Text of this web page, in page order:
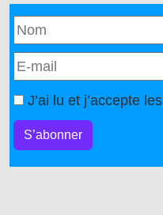
J’ai lu et j’accepte les
S’abonner